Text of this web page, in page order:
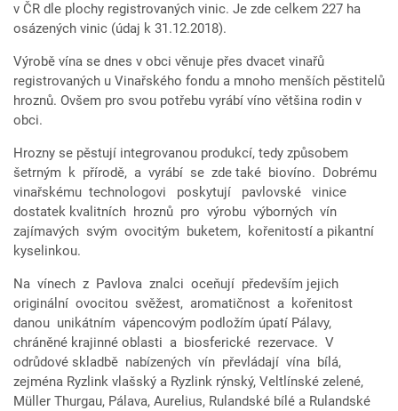
v ČR dle plochy registrovaných vinic. Je zde celkem 227 ha
osázených vinic (údaj k 31.12.2018).
Výrobě vína se dnes v obci věnuje přes dvacet vinařů
registrovaných u Vinařského fondu a mnoho menších pěstitelů
hroznů. Ovšem pro svou potřebu vyrábí víno většina rodin v
obci.
Hrozny se pěstují integrovanou produkcí, tedy způsobem
šetrným k přírodě, a vyrábí se zde také biovíno. Dobrému
vinařskému technologovi poskytují pavlovské vinice
dostatek kvalitních hroznů pro výrobu výborných vín
zajímavých svým ovocitým buketem, kořenitostí a pikantní
kyselinkou.
Na vínech z Pavlova znalci oceňují především jejich
originální ovocitou svěžest, aromatičnost a kořenitost
danou unikátním vápencovým podložím úpatí Pálavy,
chráněné krajinné oblasti a biosferické rezervace. V
odrůdové skladbě nabízených vín převládají vína bílá,
zejména Ryzlink vlašský a Ryzlink rýnský, Veltlínské zelené,
Müller Thurgau, Pálava, Aurelius, Rulandské bílé a Rulandské